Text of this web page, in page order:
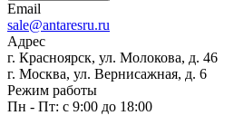
Email
sale@antaresru.ru
Адрес
г. Красноярск, ул. Молокова, д. 46
г. Москва, ул. Вернисажная, д. 6
Режим работы
Пн - Пт: с 9:00 до 18:00